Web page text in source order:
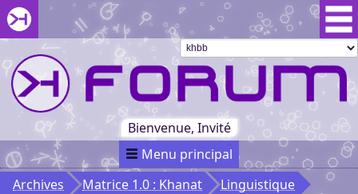
Aller au menu du forum
Aller au contenu du forum
Aller à la recherche dans le forum
Passer le
menu
Khaganat
au début
du menu
Khaganat
Bienvenue, Invité
Menu principal
Archives
Matrice 1.0 : Khanat
Linguistique